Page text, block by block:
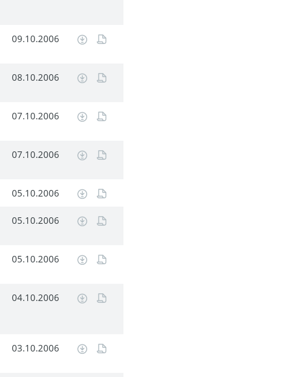
09.10.2006
08.10.2006
07.10.2006
07.10.2006
05.10.2006
05.10.2006
05.10.2006
04.10.2006
03.10.2006